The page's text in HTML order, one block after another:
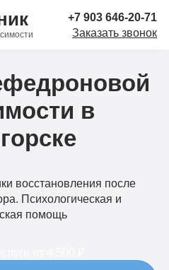
+7 903 646-20-71
Заказать звонок
в
восстановления после
Психологическая и
помощь